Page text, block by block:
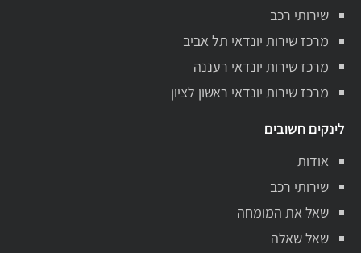
שירותי רכב
מרכז שירות יונדאי תל אביב
מרכז שירות יונדאי רעננה
מרכז שירות יונדאי ראשון לציון
לינקים חשובים
אודות
שירותי רכב
שאל את המומחה
שאל שאלה